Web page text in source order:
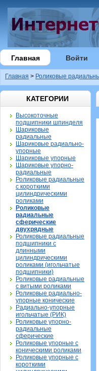
Главная Войти
Главная > Роликовые
КАТЕГОРИИ
Высокоточные
подшипники шпинделя
Шариковые
радиальные
Шариковые радиально-
упорные
Шариковые упорные
Шариковые упорно-
радиальные
Роликовые радиальные
с короткими
цилиндрическими
роликами
Роликовые
радиальные
сферические
двухрядные
Роликовые радиальные
подшипники с
длинными
цилиндрическими
роликами (игольчатые
подшипники)
Роликовые радиальные
с витыми роликами
Роликовые радиально-
упорные конические
Радиально-упорные
игольчатые (РИК)
Роликовые упорно-
радиальные
сферические
Роликовые упорные с
коническими роликами
Роликовые упорные с
короткими